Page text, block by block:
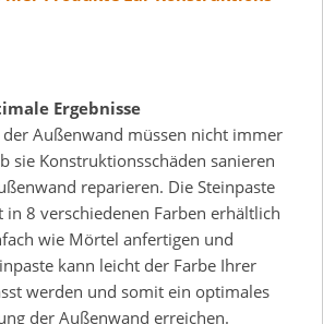
Ergebnisse
der Außenwand müssen nicht immer
sie Konstruktionsschäden sanieren
reparieren. Die Steinpaste
in 8 verschiedenen Farben erhältlich
wie Mörtel anfertigen und
kann leicht der Farbe Ihrer
werden und somit ein optimales
der Außenwand erreichen.